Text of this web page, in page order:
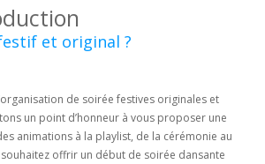
et original ?
de soirée festives originales et
un point d’honneur à vous proposer une
animations à la playlist, de la cérémonie au
offrir un début de soirée dansante